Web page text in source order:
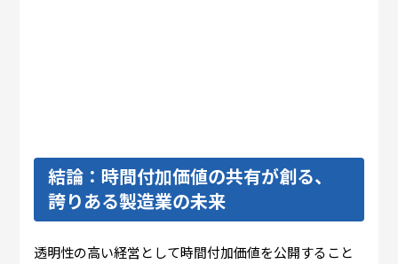
結論：時間付加価値の共有が創る、
誇りある製造業の未来
透明性の高い経営として時間付加価値を公開すること